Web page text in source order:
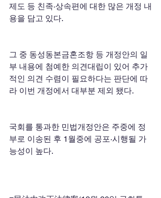
제도 등 친족·상속편에 대한 많은 개정 내
용을 담고 있다.
그 중 동성동본금혼조항 등 개정안의 일
부 내용에 첨예한 의견대립이 있어 추가
적인 의견 수렴이 필요하다는 판단에 따
라 이번 개정에서 대부분 제외 됐다.
국회를 통과한 민법개정안은 주중에 정
부로 이송된 후 1월중에 공포·시행될 가
능성이 높다.